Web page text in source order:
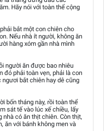
Hãy nói với toàn thể cộng
bắt một con chiên cho
Nếu nhà ít người, không ăn
hàng xóm gần nhà mình
người ăn được bao nhiêu
đó phải toàn vẹn, phải là con
bắt chiên hay dê cũng
bốn tháng này, rồi toàn thể
sát tế vào lúc xế chiều, lấy
có ăn thịt chiên. Còn thịt,
ăn với bánh không men và